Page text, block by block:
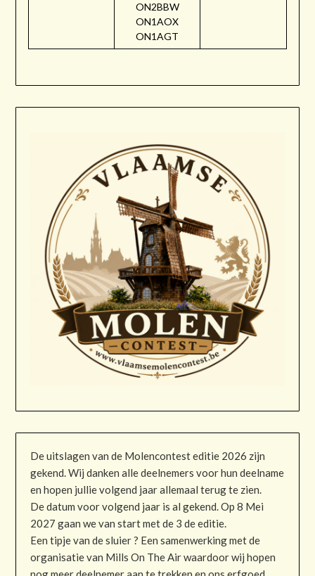
ON2BBW
ON1AOX
ON1AGT
De uitslagen van de Molencontest editie 2026 zijn
gekend. Wij danken alle deelnemers voor hun deelname
en hopen jullie volgend jaar allemaal terug te zien.
De datum voor volgend jaar is al gekend. Op 8 Mei
2027 gaan we van start met de 3 de editie.
Een tipje van de sluier ? Een samenwerking met de
organisatie van Mills On The Air waardoor wij hopen